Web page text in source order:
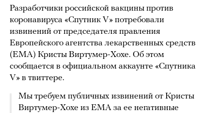
Разработчики российской вакцины против
коронавируса «Спутник V» потребовали
извинений от председателя правления
Европейского агентства лекарственных средств
(EMA) Кристы Виртумер-Хохе. Об этом
сообщается в официальном аккаунте «Спутника
V» в твиттере.
Мы требуем публичных извинений от Кристы
Виртумер-Хохе из EMA за ее негативные